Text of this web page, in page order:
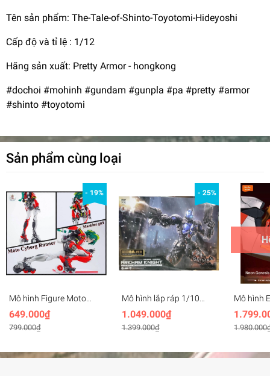
Tên sản phẩm: The-Tale-of-Shinto-Toyotomi-Hideyoshi
Cấp độ và tỉ lệ : 1/12
Hãng sản xuất: Pretty Armor - hongkong
#dochoi #mohinh #gundam #gunpla #pa #pretty #armor
#shinto #toyotomi
Sản phẩm cùng loại
- 19%
Mô hình Figure Moto
Cyborg Runner Machine
Girl SSX 155TB TURBO
ACID
649.000₫
799.000₫
- 25%
Mô hình lắp ráp 1/10
Batman Arkham Knight -
Hemoxian
1.049.000₫
1.399.000₫
Mô hình
Asuka
Entry